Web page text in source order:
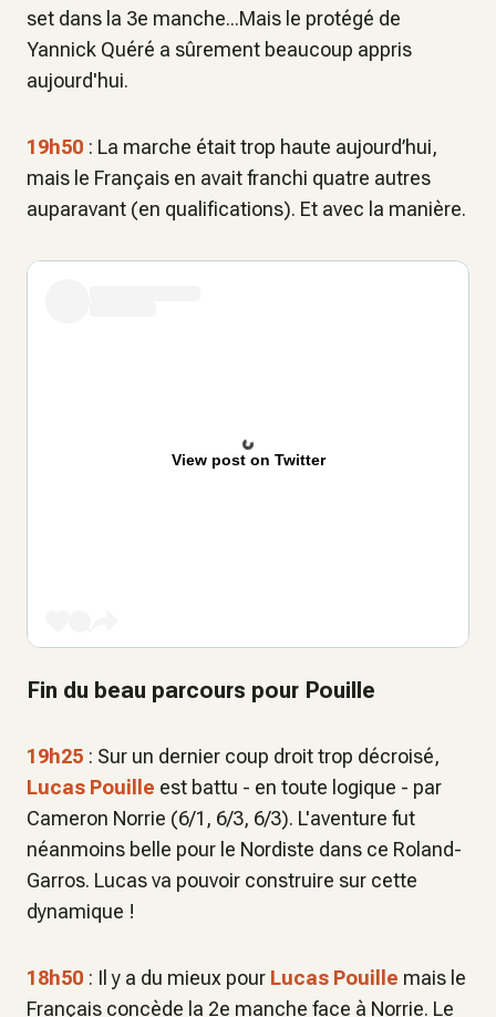
set dans la 3e manche...Mais le protégé de
Yannick Quéré a sûrement beaucoup appris
aujourd'hui.
19h50 : La marche était trop haute aujourd’hui,
mais le Français en avait franchi quatre autres
auparavant (en qualifications). Et avec la manière.
View post on Twitter
Fin du beau parcours pour Pouille
19h25 : Sur un dernier coup droit trop décroisé,
Lucas Pouille est battu - en toute logique - par
Cameron Norrie (6/1, 6/3, 6/3). L'aventure fut
néanmoins belle pour le Nordiste dans ce Roland-
Garros. Lucas va pouvoir construire sur cette
dynamique !
18h50 : Il y a du mieux pour Lucas Pouille mais le
Français concède la 2e manche face à Norrie. Le